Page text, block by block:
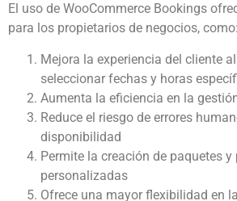
El uso de WooCommerce Bookings
para los propietarios de negocios, como:
Mejora la experiencia del cliente
seleccionar fechas y horas
Aumenta la eficiencia en la
Reduce el riesgo de errores
disponibilidad
Permite la creación de paquetes
personalizadas
Ofrece una mayor flexibilidad en